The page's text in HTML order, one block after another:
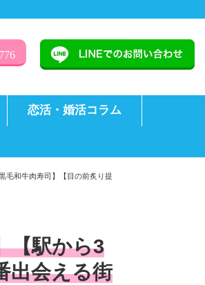
恋活・婚活コラム
毛和牛肉寿司】【目の前炙り提
【駅から3
出会える街